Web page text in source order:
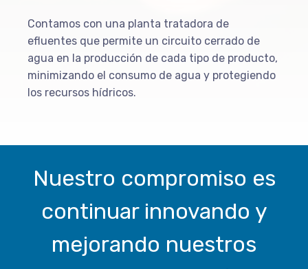
Contamos con una planta tratadora de
efluentes que permite un circuito cerrado de
agua en la producción de cada tipo de producto,
minimizando el consumo de agua y protegiendo
los recursos hídricos.
Nuestro compromiso es
continuar innovando y
mejorando nuestros